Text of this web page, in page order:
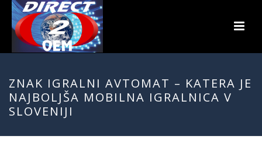
ZNAK IGRALNI AVTOMAT – KATERA JE
NAJBOLJŠA MOBILNA IGRALNICA V
SLOVENIJI